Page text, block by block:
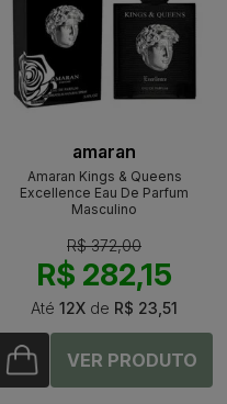
amaran
Amaran Kings & Queens
Excellence Eau De Parfum
Masculino
R$ 372,00
R$ 282,15
Até 12X de R$ 23,51